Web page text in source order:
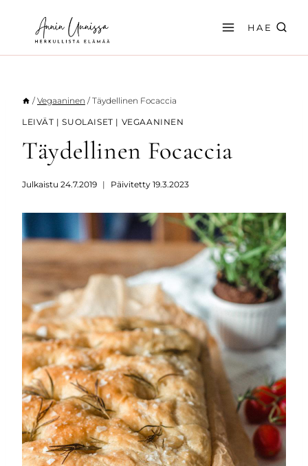
sisältöön
HAE
/ Vegaaninen / Täydellinen Focaccia
LEIVÄT |SUOLAISET | VEGAANINEN
Täydellinen Focaccia
Julkaistu 24.7.2019 Päivitetty 19.3.2023